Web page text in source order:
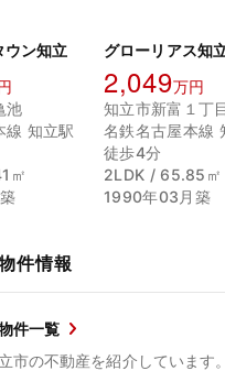
ウン知立
池
線 知立駅
㎡
グローリアス知
2,049万円
知立市新富１丁目
名鉄名古屋本線
徒歩4分
2LDK / 65.85㎡
1990年03月築
件情報
件一覧
市の不動産を紹介しています。